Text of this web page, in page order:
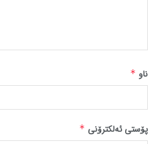
ناو *
پۆستی ئەلکترۆنی *